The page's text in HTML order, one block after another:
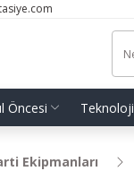
Öncesi Teknoloji
Ekipmanları